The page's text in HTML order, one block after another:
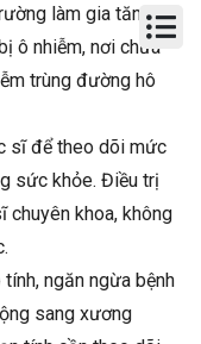
làm gia tăng
ô nhiễm, nơi chứa
trùng đường hô
sĩ để theo dõi mức
sức khỏe. Điều trị
chuyên khoa, không
ngăn ngừa bệnh
sang xương